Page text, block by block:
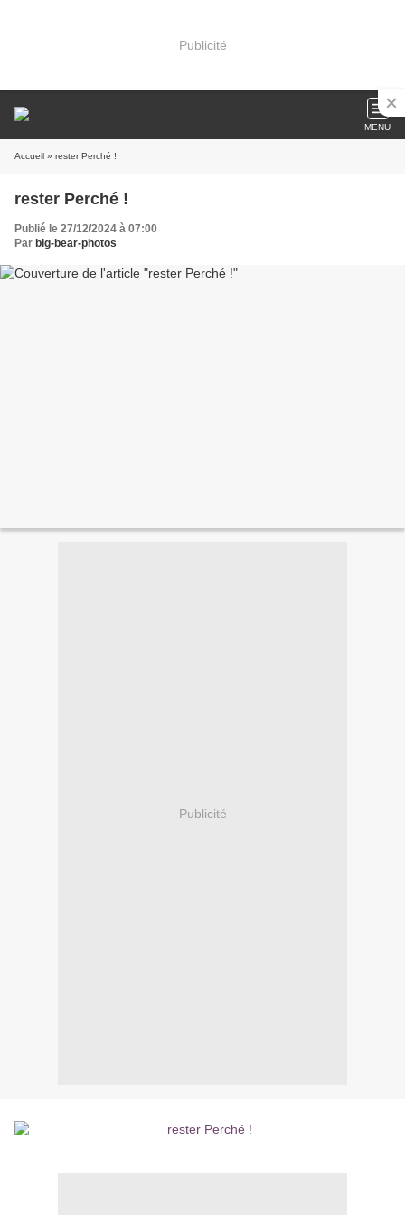
Publicité
MENU
Accueil » rester Perché !
rester Perché !
Publié le 27/12/2024 à 07:00
Par big-bear-photos
Publicité